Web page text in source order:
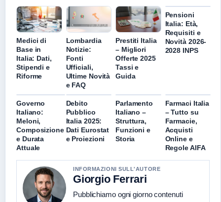
Medici di
Base in
Italia: Dati,
Stipendi e
Riforme
Lombardia
Notizie:
Fonti
Ufficiali,
Ultime Novità
e FAQ
Prestiti Italia
– Migliori
Offerte 2025
Tassi e
Guida
Pensioni
Italia: Età,
Requisiti e
Novità 2026-
2028 INPS
Governo
Italiano:
Meloni,
Composizione
e Durata
Attuale
Debito
Pubblico
Italia 2025:
Dati Eurostat
e Proiezioni
Parlamento
Italiano –
Struttura,
Funzioni e
Storia
Farmaci Italia
– Tutto su
Farmacie,
Acquisti
Online e
Regole AIFA
INFORMAZIONI SULL'AUTORE
Giorgio Ferrari
Pubblichiamo ogni giorno contenuti